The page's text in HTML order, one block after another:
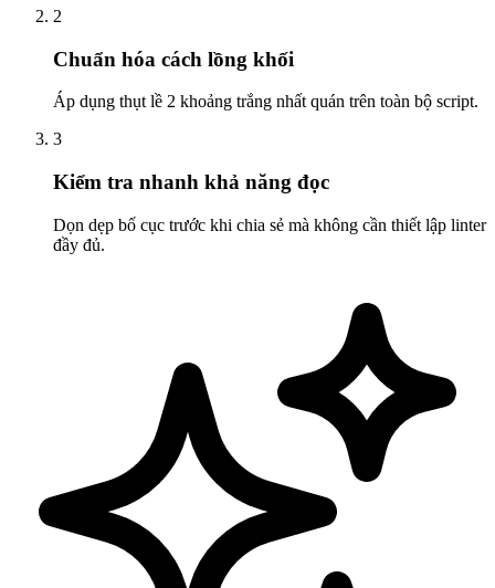
2
Chuẩn hóa cách lồng khối
Áp dụng thụt lề 2 khoảng trắng nhất quán trên toàn bộ script.
3
Kiểm tra nhanh khả năng đọc
Dọn dẹp bố cục trước khi chia sẻ mà không cần thiết lập linter
đầy đủ.